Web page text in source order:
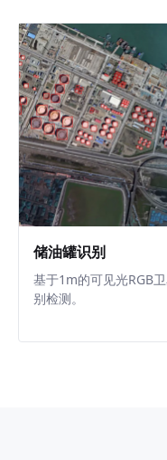
储油罐识别
基于1m的可见光RGB
别检测。